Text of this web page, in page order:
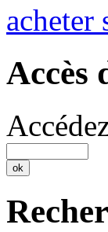
acheter
Accès